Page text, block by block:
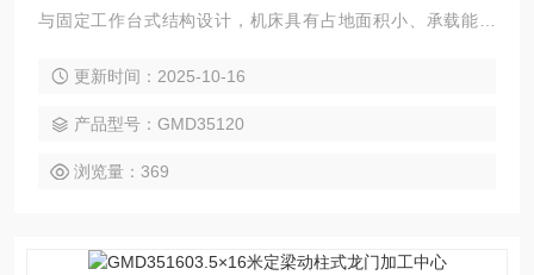
与固定工作台式结构设计，机床具有占地面积小、承载能力
模具、航空航天、船舶等领域的大型零件精密加工，可实现
选配附件铣头完成五面复合加工。
更新时间：2025-10-16
产品型号：GMD35120
浏览量：369